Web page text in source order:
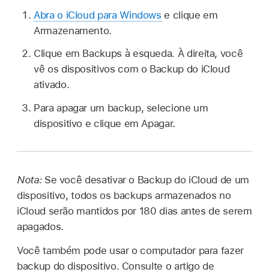
Abra o iCloud para Windows e clique em
Armazenamento.
Clique em Backups à esqueda. À direita, você
vê os dispositivos com o Backup do iCloud
ativado.
Para apagar um backup, selecione um
dispositivo e clique em Apagar.
Nota: Se você desativar o Backup do iCloud de um
dispositivo, todos os backups armazenados no
iCloud serão mantidos por 180 dias antes de serem
apagados.
Você também pode usar o computador para fazer
backup do dispositivo. Consulte o artigo de